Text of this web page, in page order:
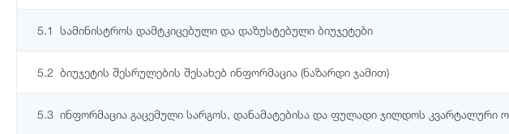
5.1 სამინისტროს დამტკიცებული და დაზუსტებული ბიუჯეტები
5.2 ბიუჯეტის შესრულების შესახებ ინფორმაცია (ნაზარდი ჯამით)
5.3 ინფორმაცია გაცემული სარგოს, დანამატებისა და ფულადი ჯილდოს კვარტალური